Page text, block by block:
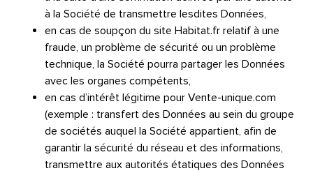
à la Société de transmettre lesdites Données,
en cas de soupçon du site Habitat.fr relatif à une
fraude, un problème de sécurité ou un problème
technique, la Société pourra partager les Données
avec les organes compétents,
en cas d’intérêt légitime pour Vente-unique.com
(exemple : transfert des Données au sein du groupe
de sociétés auquel la Société appartient, afin de
garantir la sécurité du réseau et des informations,
transmettre aux autorités étatiques des Données